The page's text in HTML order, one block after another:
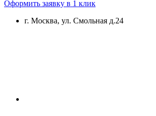
Оформить заявку в 1 клик
г. Москва, ул. Смольная д.24